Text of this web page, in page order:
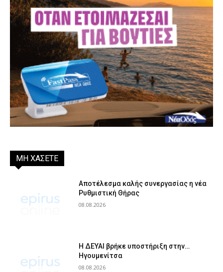
ΜΗ ΧΑΣΕΤΕ
Αποτέλεσμα καλής συνεργασίας η νέα
Ρυθμιστική Θήρας
08.08.2026
Η ΔΕΥΑΙ βρήκε υποστήριξη στην…
Ηγουμενίτσα
08.08.2026